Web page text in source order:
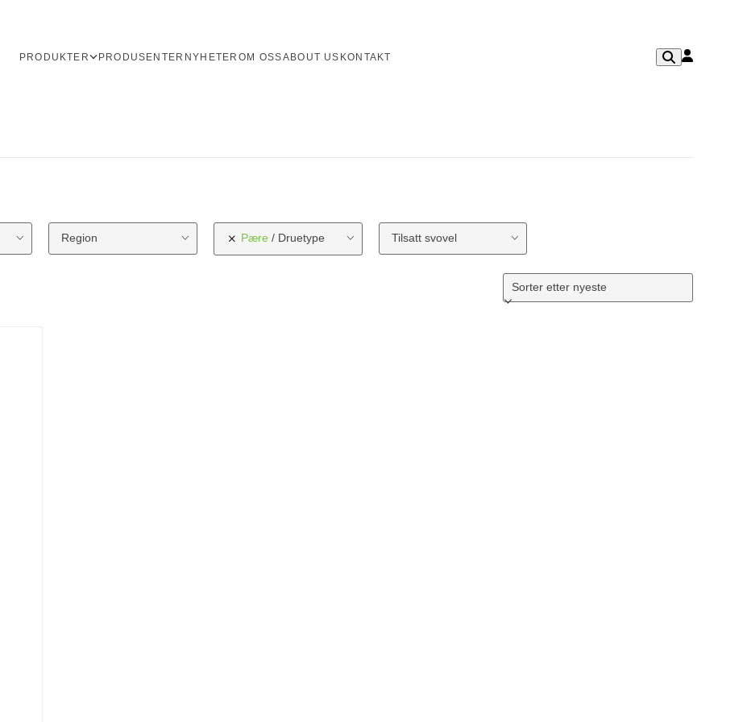
PRODUKTER PRODUSENTER NYHETER OM OSSABOUT US KONTAKT
Region Pære Druetype Tilsatt svovel